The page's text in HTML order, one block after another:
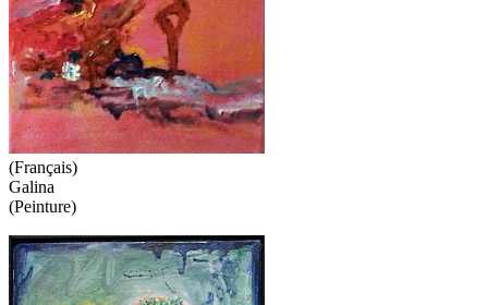
(Français)
Galina
(Peinture)